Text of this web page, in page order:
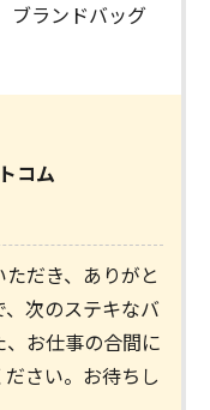
ブランドバッグ
コム
だき、ありがと
次のステキなバ
お仕事の合間に
さい。お待ちし